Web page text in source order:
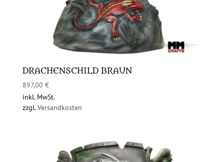
DRACHENSCHILD BRAUN
897,00 €
inkl. MwSt.
zzgl.Versandkosten